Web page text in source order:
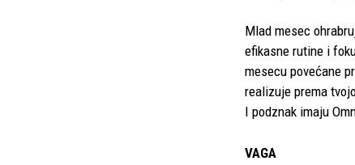
Mlad mesec
efikasne rutine i
mesecu povećane
realizuje prema
I podznak imaju
VAGA